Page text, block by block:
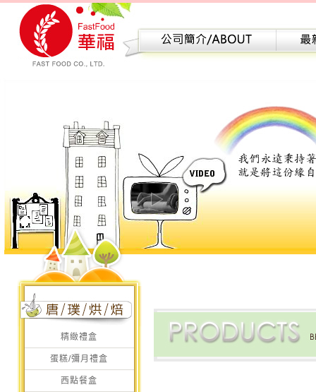
精緻禮盒
蛋糕/彌月禮盒
西點餐盒